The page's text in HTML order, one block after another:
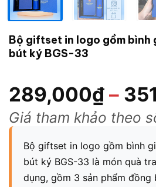
Bộ giftset in logo gồm bình
bút ký BGS-33
289,000₫–
Giá tham khảo theo
Bộ giftset in logo gồm bình
bút ký BGS-33 là món quà
dụng, gồm 3 sản phẩm đồng